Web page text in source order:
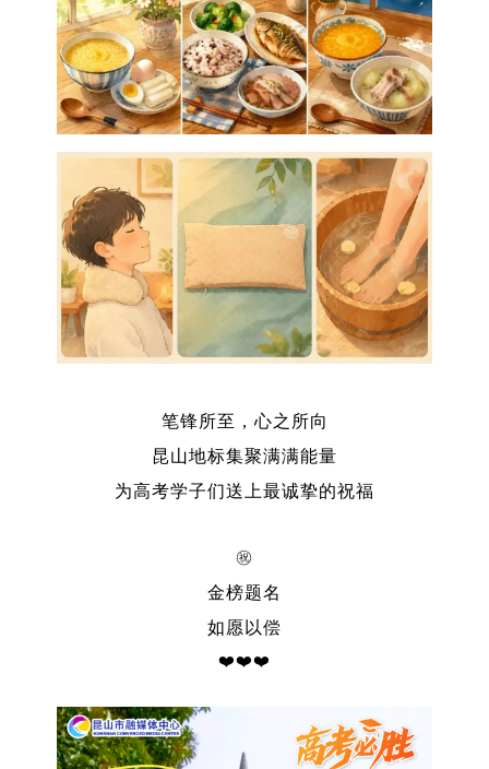
笔锋所至，心之所向
昆山地标集聚满满能量
为高考学子们送上最诚挚的祝福
㊗️
金榜题名
如愿以偿
❤️❤️❤️